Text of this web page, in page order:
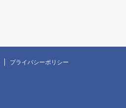
プライバシーポリシー